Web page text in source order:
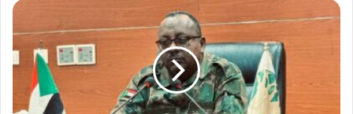
مجلس
وزراء
كردفان